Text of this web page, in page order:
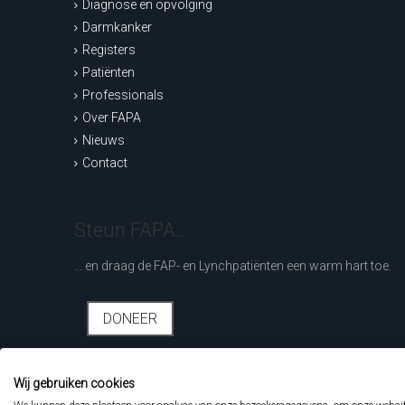
Diagnose en opvolging
Darmkanker
Registers
Patiënten
Professionals
Over FAPA
Nieuws
Contact
Steun FAPA...
... en draag de FAP- en Lynchpatiënten een warm hart toe.
DONEER
Wij gebruiken cookies